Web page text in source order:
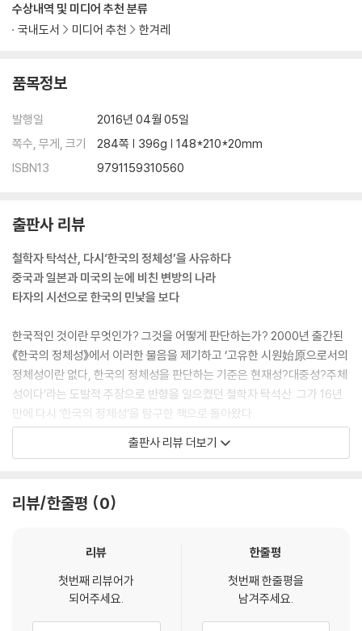
수상내역 및 미디어 추천 분류
국내도서
미디어 추천 한겨레
품목정보
발행일
2016년 04월 05일
쪽수, 무게, 크기
284쪽 | 396g | 148*210*20mm
ISBN13
9791159310560
출판사 리뷰
철학자 탁석산, 다시‘한국의 정체성’을 사유하다
중국과 일본과 미국의 눈에 비친 변방의 나라
타자의 시선으로 한국의 민낯을 보다
한국적인 것이란 무엇인가? 그것을 어떻게 판단하는가? 2000년 출간된
《한국의 정체성》에서 이러한 물음을 제기하고 ‘고유한 시원始原으로서의
정체성이란 없다, 한국의 정체성을 판단하는 기준은 현재성?대중성?주체
성이다’라는 도발적 주장으로 반향을 일으켰던 철학자 탁석산. 그가 16년
만에 다시 ‘한국의 정체성’을 탐구한 책으로 돌아왔다.
첫 권이 우리의 관점에서 한국적인 것을 다루었다면, 이번 책에서는 타자,
실체가 아니라 ‘발명되는 것’임을, 즉 시대에 따라 만들어지고 덧붙여지고
서, 도쿄역 관광안내소 야간 책임자와 망자亡者들의 대화라는 소설적 형
주목할 만하다.
그렇다면 타자의 눈에 비친 한국은 어떤 나라인가? 이 책에서 새삼 확인하
출판사 리뷰 더보기
리뷰/한줄평 0
리뷰
첫번째 리뷰어가
되어주세요.
한줄평
첫번째 한줄평을
남겨주세요.